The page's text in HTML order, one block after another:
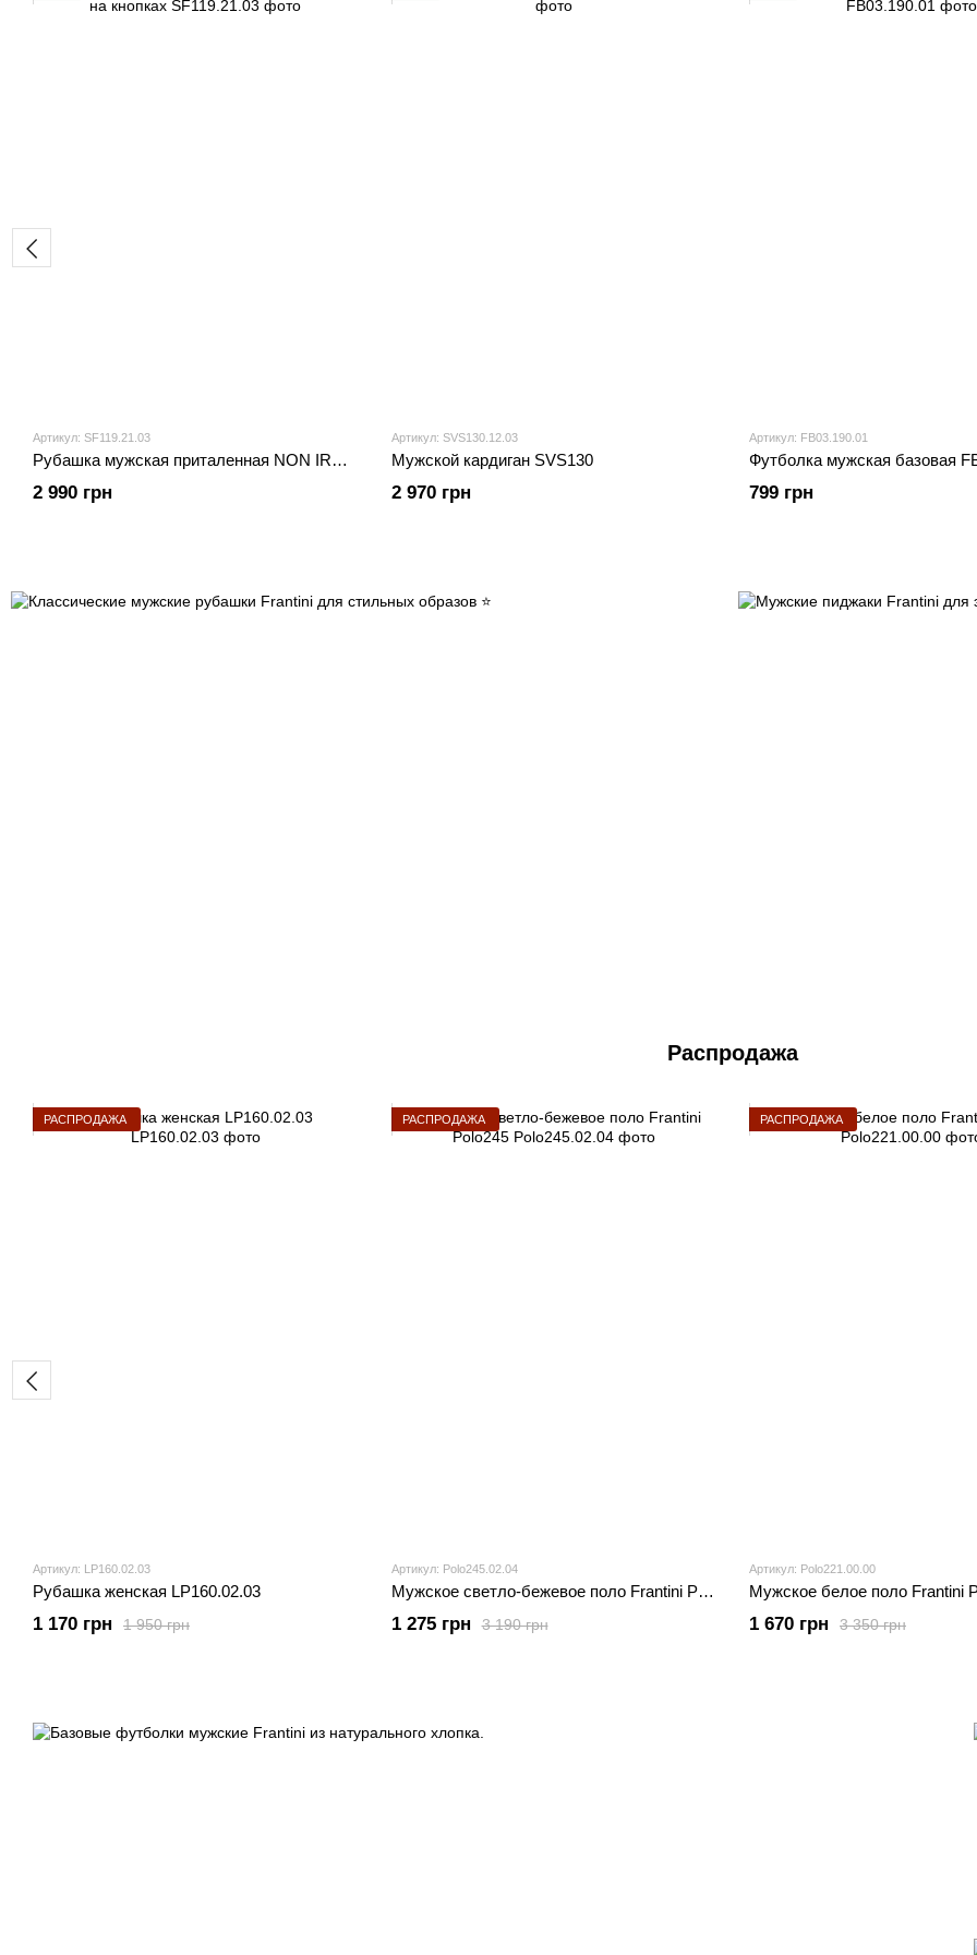
Артикул: SF119.21.03
Рубашка мужская приталенная NON IRON на кнопках
2 990 грн
Артикул: SVS130.12.03
Мужской кардиган SVS130
2 970 грн
Артикул: FB03.190.01
Футболка мужская базовая
799 грн
Распродажа
РАСПРОДАЖА
Артикул: LP160.02.03
Рубашка женская LP160.02.03
1 950 грн
1 170 грн
РАСПРОДАЖА
Артикул: Polo245.02.04
Мужское светло-бежевое поло Frantini Polo245
3 190 грн
1 275 грн
РАСПРОДАЖА
Артикул: Polo221.00.00
Мужское белое поло Frantini
3 350 грн
1 670 грн